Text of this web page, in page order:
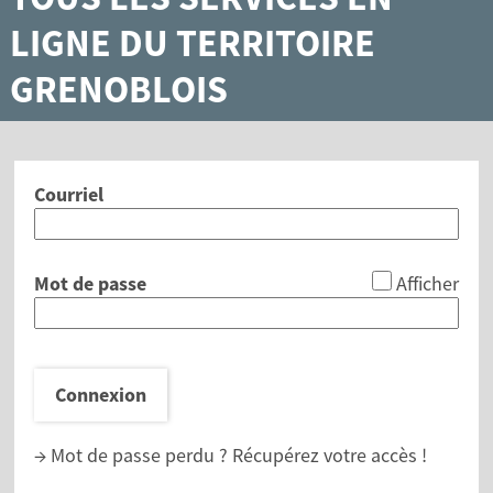
LIGNE DU TERRITOIRE
GRENOBLOIS
Courriel
Mot de passe Afficher
Connexion
→ Mot de passe perdu ? Récupérez votre accès !